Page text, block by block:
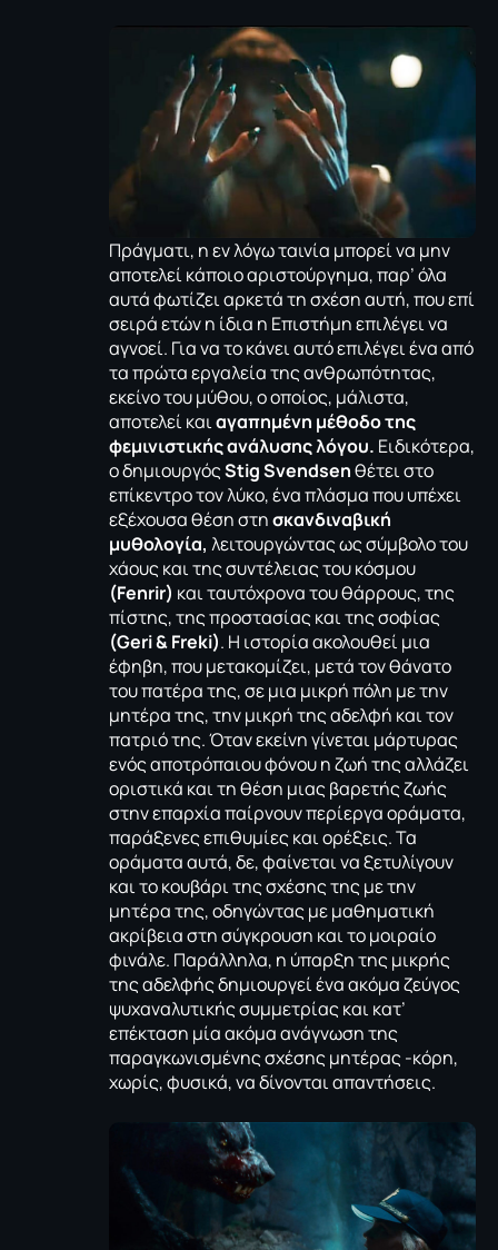
Πράγματι, η εν λόγω ταινία μπορεί να μην
αποτελεί κάποιο αριστούργημα, παρ’ όλα
αυτά φωτίζει αρκετά τη σχέση αυτή, που επί
σειρά ετών η ίδια η Επιστήμη επιλέγει να
αγνοεί. Για να το κάνει αυτό επιλέγει ένα από
τα πρώτα εργαλεία της ανθρωπότητας,
εκείνο του μύθου, ο οποίος, μάλιστα,
αποτελεί καιαγαπημένη μέθοδο της
φεμινιστικής ανάλυσης λόγου. Ειδικότερα,
ο δημιουργόςStig Svendsenθέτει στο
επίκεντρο τον λύκο, ένα πλάσμα που υπέχει
εξέχουσα θέση στησκανδιναβική
μυθολογία, λειτουργώντας ως σύμβολο του
χάους και της συντέλειας του κόσμου
(Fenrir) και ταυτόχρονα του θάρρους, της
πίστης, της προστασίας και της σοφίας
(Geri & Freki). Η ιστορία ακολουθεί μια
έφηβη, που μετακομίζει, μετά τον θάνατο
του πατέρα της, σε μια μικρή πόλη με την
μητέρα της, την μικρή της αδελφή και τον
πατριό της. Όταν εκείνη γίνεται μάρτυρας
ενός αποτρόπαιου φόνου η ζωή της αλλάζει
οριστικά και τη θέση μιας βαρετής ζωής
στην επαρχία παίρνουν περίεργα οράματα,
παράξενες επιθυμίες και ορέξεις. Τα
οράματα αυτά, δε, φαίνεται να ξετυλίγουν
και το κουβάρι της σχέσης της με την
μητέρα της, οδηγώντας με μαθηματική
ακρίβεια στη σύγκρουση και το μοιραίο
φινάλε. Παράλληλα, η ύπαρξη της μικρής
της αδελφής δημιουργεί ένα ακόμα ζεύγος
ψυχαναλυτικής συμμετρίας και κατ’
επέκταση μία ακόμα ανάγνωση της
παραγκωνισμένης σχέσης μητέρας -κόρη,
χωρίς, φυσικά, να δίνονται απαντήσεις.